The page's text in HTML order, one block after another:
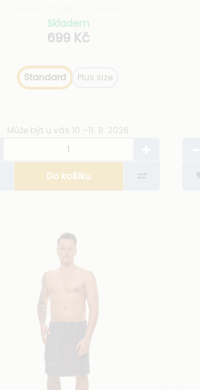
Rychle schne a skvěle sedí.
Skladem
699 Kč
Standard Plus size
Může být u vás 10.–11. 8. 2026
Do košíku